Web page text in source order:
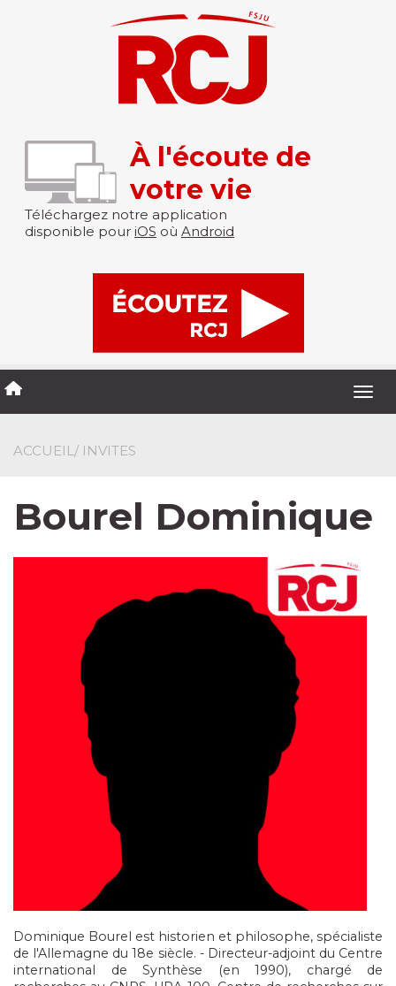
À l'écoute de
votre vie
Téléchargez notre application
disponible pour iOS où Android
ACCUEIL/ INVITES
Bourel Dominique
Dominique Bourel est historien et philosophe, spécialiste
de l'Allemagne du 18e siècle. - Directeur-adjoint du Centre
international de Synthèse (en 1990), chargé de